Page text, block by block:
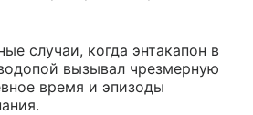
случаи, когда энтакапон в
вызывал чрезмерную
время и эпизоды